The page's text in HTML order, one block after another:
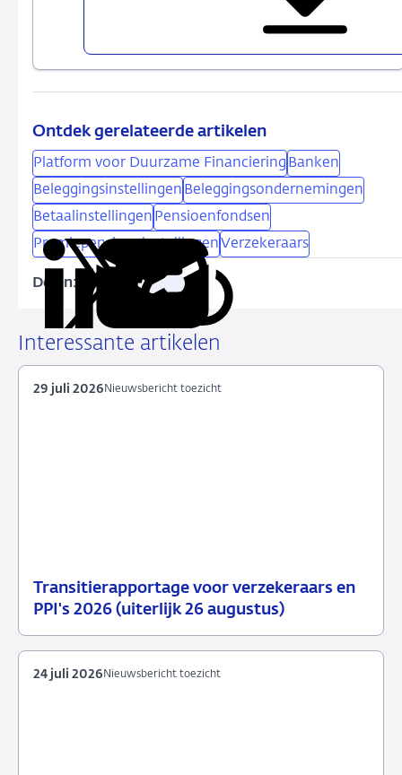
Ontdek gerelateerde artikelen
Platform voor Duurzame Financiering Banken
Beleggingsinstellingen Beleggingsondernemingen
Betaalinstellingen Pensioenfondsen
PremiepensioeninstellingenVerzekeraars
Delen:
Deel
LinkedIn
via
X
Deel
Facebook
Deel
e-
Kopieer
Interessante artikelen
Transitierapportage voor verzekeraars en
PPI's 2026 (uiterlijk 26 augustus)
29
Nieuwsbericht
Nieuwsbericht toezicht
29 juli 2026
Nieuwsbericht toezicht
24 juli 2026